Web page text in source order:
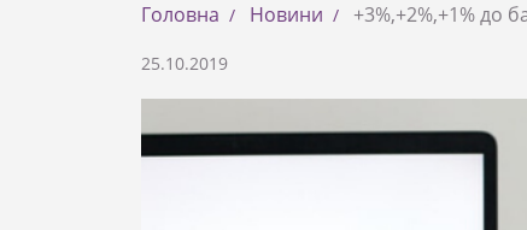
Головна Новини +3%,+2%,+1% до
25.10.2019